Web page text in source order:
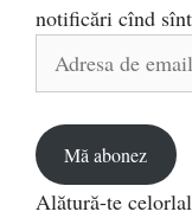
notificări cînd
Adresa
Mă abonez
Alătură-te